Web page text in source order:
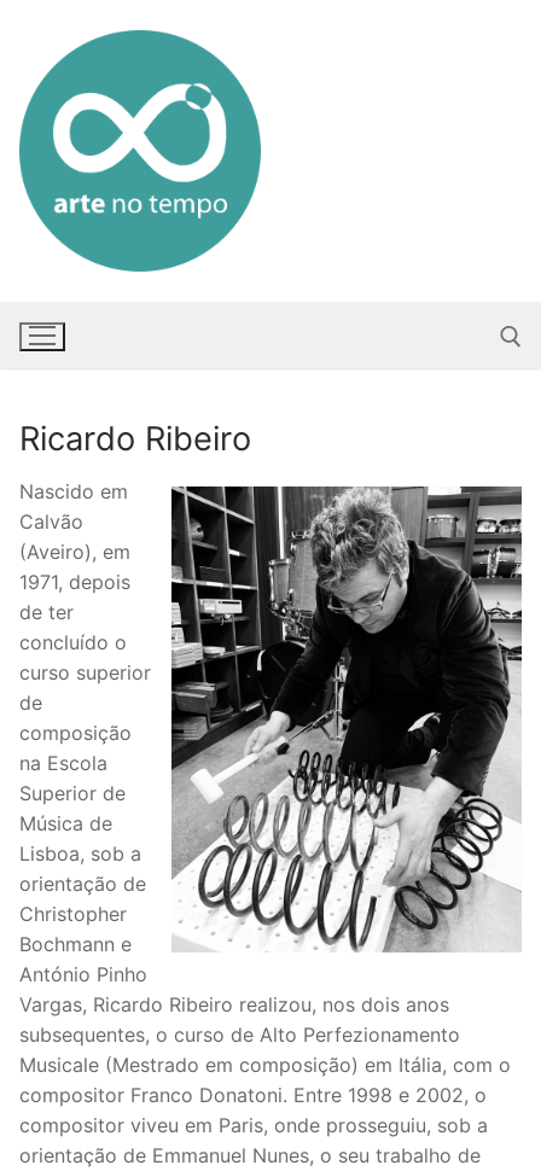
conteúdo
Ricardo Ribeiro
Nascido em
Calvão
(Aveiro), em
1971, depois
de ter
concluído o
curso superior
de
composição
na Escola
Superior de
Música de
Lisboa, sob a
orientação de
Christopher
Bochmann e
António Pinho
Vargas, Ricardo Ribeiro realizou, nos dois anos
subsequentes, o curso de Alto Perfezionamento
Musicale (Mestrado em composição) em Itália, com o
compositor Franco Donatoni. Entre 1998 e 2002, o
compositor viveu em Paris, onde prosseguiu, sob a
orientação de Emmanuel Nunes, o seu trabalho de